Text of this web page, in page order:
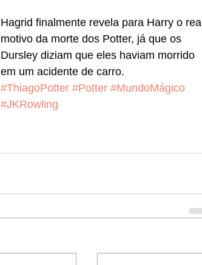
Hagrid finalmente revela para Harry o real
motivo da morte dos Potter, já que os
Dursley diziam que eles haviam morrido
em um acidente de carro.
#ThiagoPotter #Potter #MundoMágico
#JKRowling